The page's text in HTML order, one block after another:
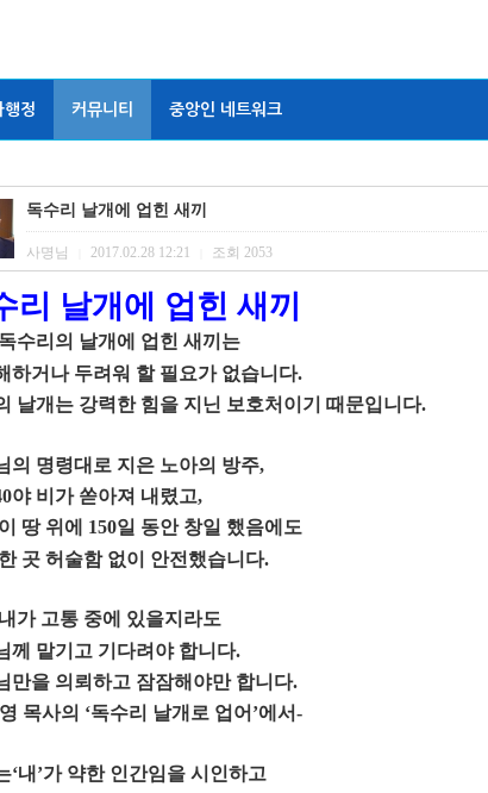
행정 커뮤니티 중앙인 네트워크
독수리 날개에 업힌 새끼
사명님 2017.02.28 12:21 조회 2053
리 날개에 업힌 새끼
수리의 날개에 업힌 새끼는
하거나 두려워 할 필요가 없습니다.
날개는 강력한 힘을 지닌 보호처이기 때문입니다.
의 명령대로 지은 노아의 방주,
야 비가 쏟아져 내렸고,
땅 위에 150일 동안 창일 했음에도
곳 허술함 없이 안전했습니다.
가 고통 중에 있을지라도
께 맡기고 기다려야 합니다.
만을 의뢰하고 잠잠해야만 합니다.
목사의 ‘독수리 날개로 업어 ’에서-
‘내 ’가 약한 인간임을 시인하고